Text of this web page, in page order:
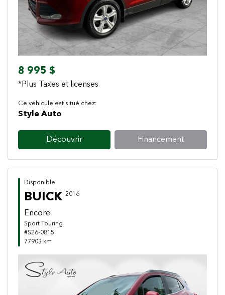
8 995 $
*Plus Taxes et licenses
Ce véhicule est situé chez:
Style Auto
Découvrir Financement
Disponible
BUICK 2016
Encore
Sport Touring
#S26-0815
77903 km